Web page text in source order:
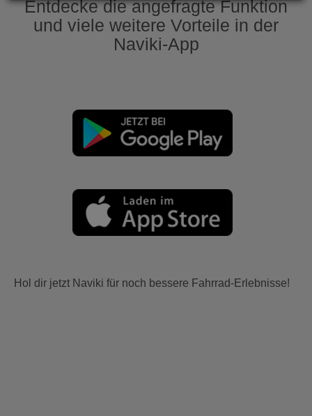
Entdecke die angefragte Funktion
und viele weitere Vorteile in der
Naviki-App
Hol dir jetzt Naviki für noch bessere Fahrrad-Erlebnisse!